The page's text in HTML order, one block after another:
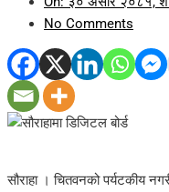
No Comments
सौराहा । चितवनको पर्यटकीय